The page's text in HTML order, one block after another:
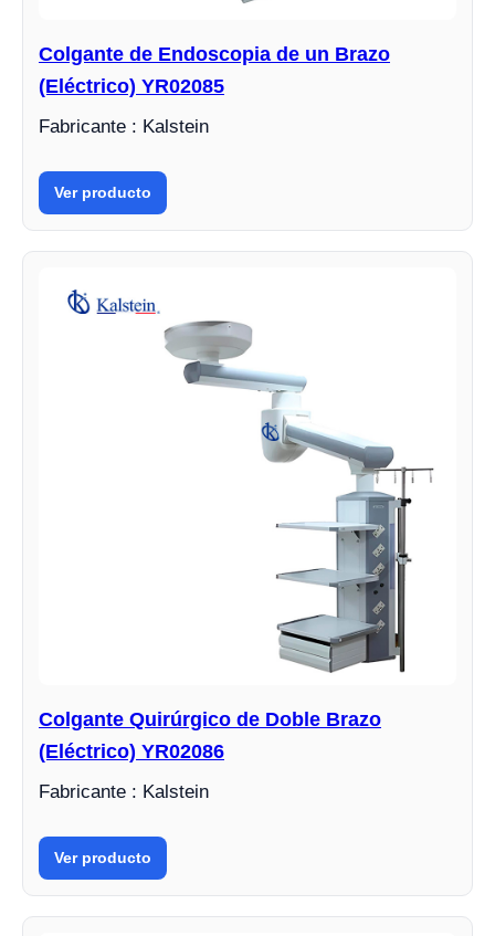
Colgante de Endoscopia de un Brazo
(Eléctrico) YR02085
Fabricante : Kalstein
Ver producto
Colgante Quirúrgico de Doble Brazo
(Eléctrico) YR02086
Fabricante : Kalstein
Ver producto